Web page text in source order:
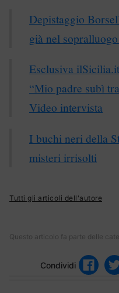
Depistaggio
già nel
Esclusiva
“Mio padre subì
Video intervista
I buchi neri della
misteri irrisolti
Tutti gli articoli dell'autore
Questo articolo fa parte delle
Condividi